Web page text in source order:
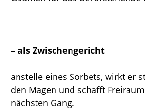
– als Zwischengericht
anstelle eines Sorbets, wirkt er
den Magen und schafft
nächsten Gang.